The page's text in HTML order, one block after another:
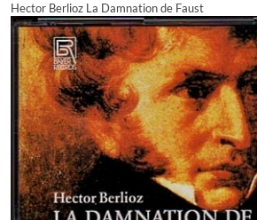
Hector Berlioz La Damnation de Faust